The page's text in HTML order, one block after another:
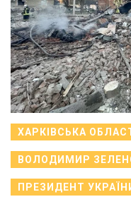
ХАРКІВСЬКА
ВОЛОДИМИР
ПРЕЗИДЕНТ